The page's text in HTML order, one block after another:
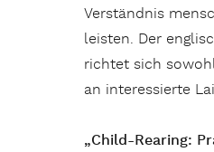
Verständnis
leisten. Der
richtet sich
an interessierte
„Child-Rearing: